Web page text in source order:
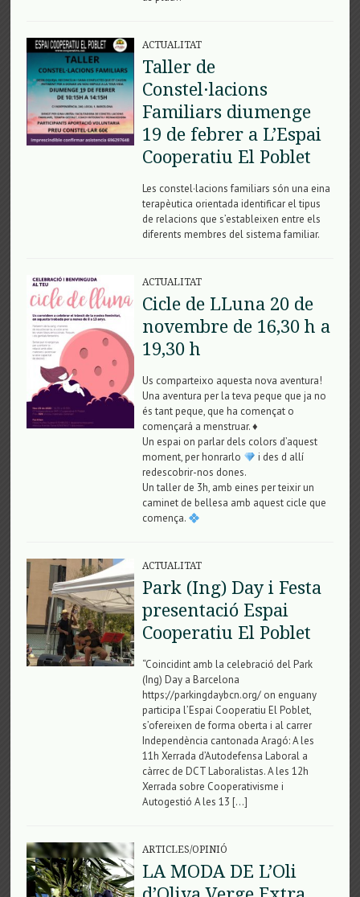
ACTUALITAT
Taller de
Constel·lacions
Familiars diumenge
19 de febrer a L’Espai
Cooperatiu El Poblet
Les constel·lacions familiars són una eina
terapèutica orientada identificar el tipus
de relacions que s’estableixen entre els
diferents membres del sistema familiar.
ACTUALITAT
Cicle de LLuna 20 de
novembre de 16,30 h a
19,30 h
Us comparteixo aquesta nova aventura!
Una aventura per la teva peque que ja no
és tant peque, que ha començat o
començará a menstruar. ♦️
Un espai on parlar dels colors d’aquest
moment, per honrarlo
i des d allí
redescobrir-nos dones.
Un taller de 3h, amb eines per teixir un
caminet de bellesa amb aquest cicle que
comença.
ACTUALITAT
Park (Ing) Day i Festa
presentació Espai
Cooperatiu El Poblet
“Coincidint amb la celebració del Park
(Ing) Day a Barcelona
https://parkingdaybcn.org/ on enguany
participa l’Espai Cooperatiu El Poblet,
s’ofereixen de forma oberta i al carrer
Independència cantonada Aragó: A les
11h Xerrada d’Autodefensa Laboral a
càrrec de DCT Laboralistas. A les 12h
Xerrada sobre Cooperativisme i
Autogestió A les 13 […]
ARTICLES/OPINIÓ
LA MODA DE L’Oli